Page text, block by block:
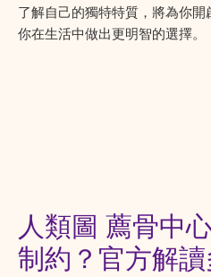
了解自己的獨特特質，將為你
你在生活中做出更明智的選擇。
人類圖 薦骨中
制約？官方解讀